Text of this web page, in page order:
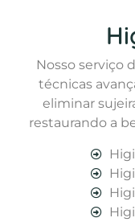
Nosso serviço
técnicas
eliminar
restaurando a